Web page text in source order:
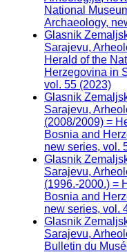
National
Archaeology,
Glasnik
Sarajevu,
Herald of the
Herzegovina in
vol. 55 (2023)
Glasnik
Sarajevu,
(2008/2009) =
Bosnia and
new series, vol.
Glasnik
Sarajevu,
(1996.-2000.) =
Bosnia and
new series, vol.
Glasnik
Sarajevu,
Bulletin du